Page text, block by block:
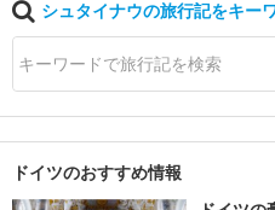
ウ
ー
ゼ
ド
ム
島
シュタイナウの旅行記をキー
ドイツのおすすめ情報